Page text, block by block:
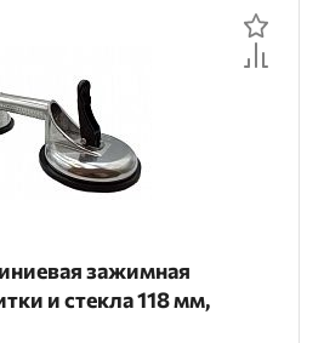
зажимная
и стекла 118 мм,